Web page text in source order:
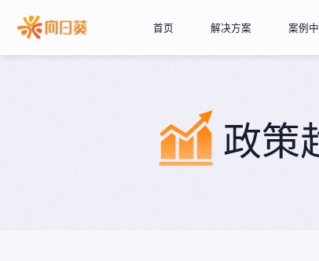
首页 解决方案 案例
政策